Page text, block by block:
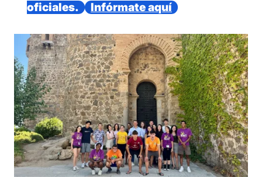
oficiales.
Infórmate aquí